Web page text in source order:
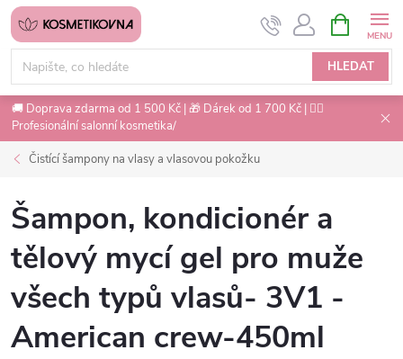
Přejít
obsah
HLEDAT
NÁKUPNÍ
KOŠÍK
🚚 Doprava zdarma od 1 500 Kč | 🎁 Dárek od 1 700 Kč | 💇‍♀️
Profesionální salonní kosmetika/
Čistící šampony na vlasy a vlasovou pokožku
Šampon, kondicionér a
tělový mycí gel pro muže
všech typů vlasů- 3V1 -
American crew-450ml